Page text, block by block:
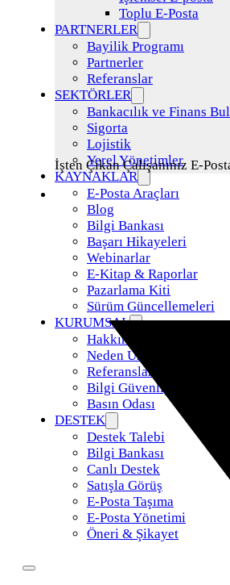
Toplu E-Posta
PARTNERLER
Bayilik Programı
Partnerler
Referanslar
SEKTÖRLER
Bankacılık ve Finans
Sigorta
Lojistik
Yerel Yönetimler
KAYNAKLAR
E-Posta Araçları
Blog
Bilgi Bankası
Başarı Hikayeleri
Webinarlar
E-Kitap & Raporlar
Pazarlama Kiti
Sürüm Güncellemeleri
KURUMSAL
Hakkımızda
Neden Uzman Posta
Referanslar
Bilgi Güvenliği
Basın Odası
DESTEK
Destek Talebi
Bilgi Bankası
Canlı Destek
Satışla Görüş
E-Posta Taşıma
E-Posta Yönetimi
Öneri & Şikayet
İşten Çıkan Çalışanınız E-